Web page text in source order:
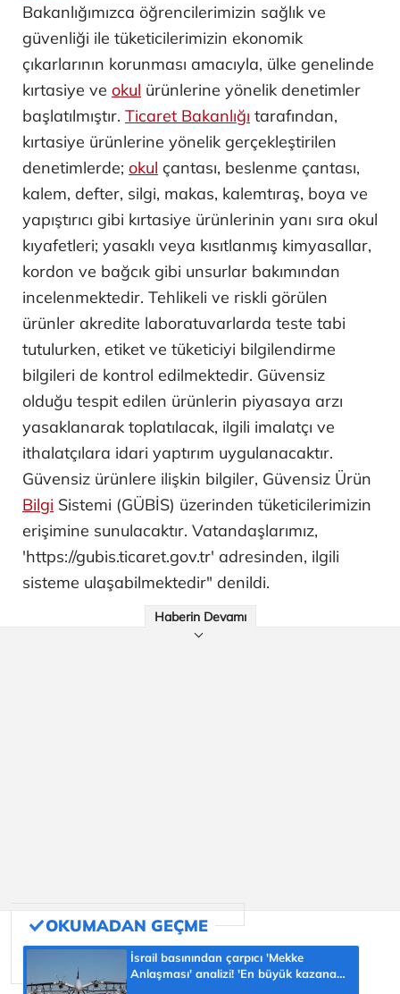
Bakanlığımızca öğrencilerimizin sağlık ve
güvenliği ile tüketicilerimizin ekonomik
çıkarlarının korunması amacıyla, ülke genelinde
kırtasiye ve okul ürünlerine yönelik denetimler
başlatılmıştır. Ticaret Bakanlığı tarafından,
kırtasiye ürünlerine yönelik gerçekleştirilen
denetimlerde; okul çantası, beslenme çantası,
kalem, defter, silgi, makas, kalemtıraş, boya ve
yapıştırıcı gibi kırtasiye ürünlerinin yanı sıra okul
kıyafetleri; yasaklı veya kısıtlanmış kimyasallar,
kordon ve bağcık gibi unsurlar bakımından
incelenmektedir. Tehlikeli ve riskli görülen
ürünler akredite laboratuvarlarda teste tabi
tutulurken, etiket ve tüketiciyi bilgilendirme
bilgileri de kontrol edilmektedir. Güvensiz
olduğu tespit edilen ürünlerin piyasaya arzı
yasaklanarak toplatılacak, ilgili imalatçı ve
ithalatçılara idari yaptırım uygulanacaktır.
Güvensiz ürünlere ilişkin bilgiler, Güvensiz Ürün
Bilgi Sistemi (GÜBİS) üzerinden tüketicilerimizin
erişimine sunulacaktır. Vatandaşlarımız,
'https://gubis.ticaret.gov.tr' adresinden, ilgili
sisteme ulaşabilmektedir" denildi.
Haberin Devamı
İsrail basınından çarpıcı 'Mekke
Anlaşması' analizi! 'En büyük kazanan